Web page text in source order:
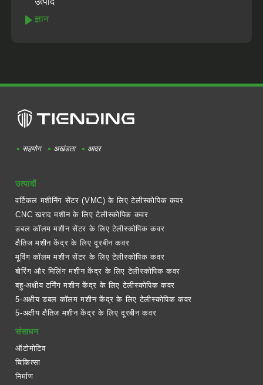
ज्ञान
सहयोग अखंडता आदर
उत्पादों
वर्टिकल मशीनिंग सेंटर (VMC) के लिए टेलीस्कोपिक कवर
CNC खराद मशीन के लिए टेलीस्कोपिक कवर
डबल कॉलम मशीन सेंटर के लिए टेलीस्कोपिक कवर
क्षैतिज मशीन केंद्र के लिए दूरबीन कवर
मूविंग कॉलम मशीन सेंटर के लिए टेलीस्कोपिक कवर
बोरिंग और मिलिंग मशीन केंद्र के लिए टेलीस्कोपिक कवर
बहु-अक्षीय टर्निंग मशीन केंद्र के लिए टेलीस्कोपिक कवर
5-अक्षीय डबल कॉलम मशीन केंद्र के लिए टेलीस्कोपिक कवर
5-अक्षीय क्षैतिज मशीन केंद्र के लिए दूरबीन कवर
संसाधन
ऑटोमोटिव
चिकित्सा
निर्माण